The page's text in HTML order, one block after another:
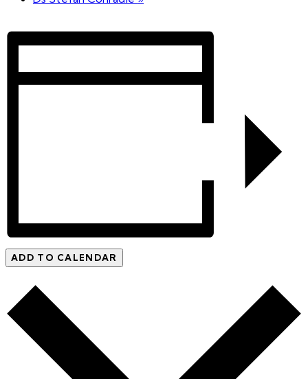
ADD TO CALENDAR